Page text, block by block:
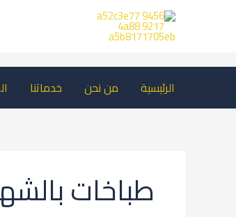
الرئيسية من نحن خدماتنا
طباخات